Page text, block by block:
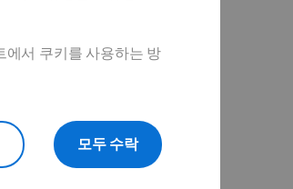
에서 쿠키를 사용하는 방
모두 수락